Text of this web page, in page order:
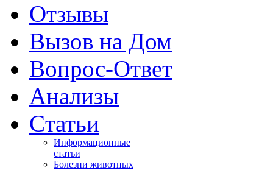
Отзывы
Вызов на Дом
Вопрос-Ответ
Анализы
Cтатьи
Информационные
статьи
Болезни животных